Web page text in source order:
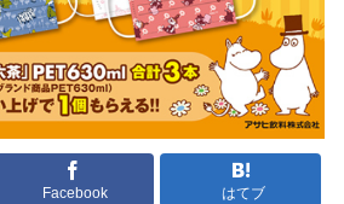
Facebook はてブ